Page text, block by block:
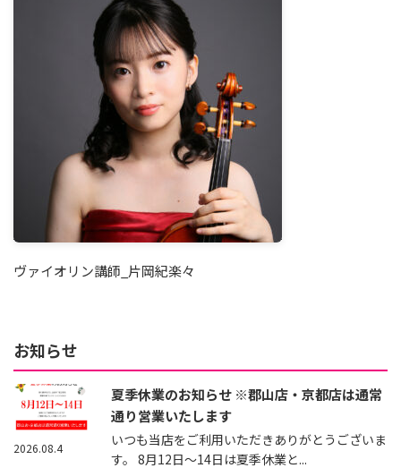
ヴァイオリン講師_片岡紀楽々
お知らせ
夏季休業のお知らせ ※郡山店・京都店は通常
通り営業いたします
いつも当店をご利用いただきありがとうございま
す。 8月12日～14日は夏季休業と...
2026.08.4